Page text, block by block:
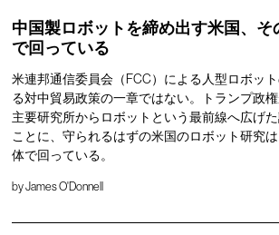
中国製ロボットを締め出す米国、そ
で回っている
米連邦通信委員会（FCC）による人型ロボッ
る対中貿易政策の一章ではない。トランプ政
主要研究所からロボットという最前線へ広げ
ことに、守られるはずの米国のロボット研究
体で回っている。
byJames O'Donnell